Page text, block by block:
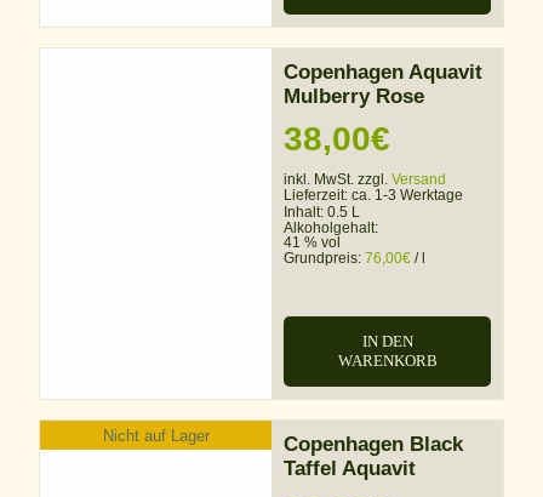
Copenhagen Aquavit
Mulberry Rose
38,00€
inkl. MwSt. zzgl. Versand
Lieferzeit: ca. 1-3 Werktage
Inhalt: 0.5 L
Alkoholgehalt:
41 % vol
Grundpreis: 76,00€ /
IN DEN
WARENKORB
Nicht auf Lager
Copenhagen Black
Taffel Aquavit